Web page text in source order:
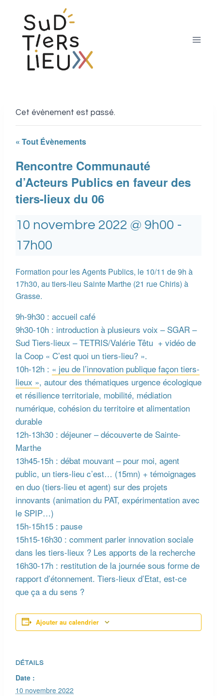
contenu
Cet évènement est passé.
« Tout Évènements
Rencontre Communauté
d’Acteurs Publics en faveur des
tiers-lieux du 06
10 novembre 2022 @ 9h00 -
17h00
Formation pour les Agents Publics, le 10/11 de 9h à
17h30, au tiers-lieu Sainte Marthe (21 rue Chiris) à
Grasse.
9h-9h30 : accueil café
9h30-10h : introduction à plusieurs voix – SGAR –
Sud Tiers-lieux – TETRIS/Valérie Têtu + vidéo de
la Coop « C’est quoi un tiers-lieu? ».
10h-12h : « jeu de l’innovation publique façon tiers-
lieux », autour des thématiques urgence écologique
et résilience territoriale, mobilité, médiation
numérique, cohésion du territoire et alimentation
durable
12h-13h30 : déjeuner – découverte de Sainte-
Marthe
13h45-15h : débat mouvant – pour moi, agent
public, un tiers-lieu c’est… (15mn) + témoignages
en duo (tiers-lieu et agent) sur des projets
innovants (animation du PAT, expérimentation avec
le SPIP…)
15h-15h15 : pause
15h15-16h30 : comment parler innovation sociale
dans les tiers-lieux ? Les apports de la recherche
16h30-17h : restitution de la journée sous forme de
rapport d’étonnement. Tiers-lieux d’Etat, est-ce
que ça a du sens ?
Ajouter au calendrier
DÉTAILS
Date :
10 novembre 2022